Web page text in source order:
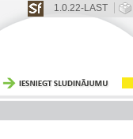
1.0.22-LAST